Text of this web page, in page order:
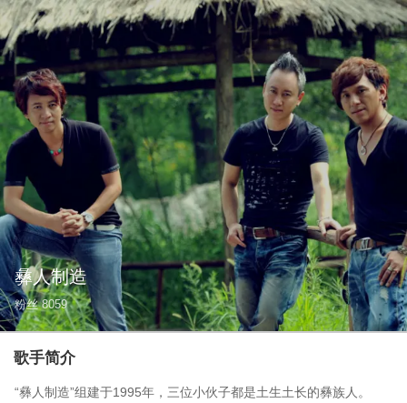
彝人制造
粉丝 8059
歌手简介
“彝人制造”组建于1995年，三位小伙子都是土生土长的彝族人。